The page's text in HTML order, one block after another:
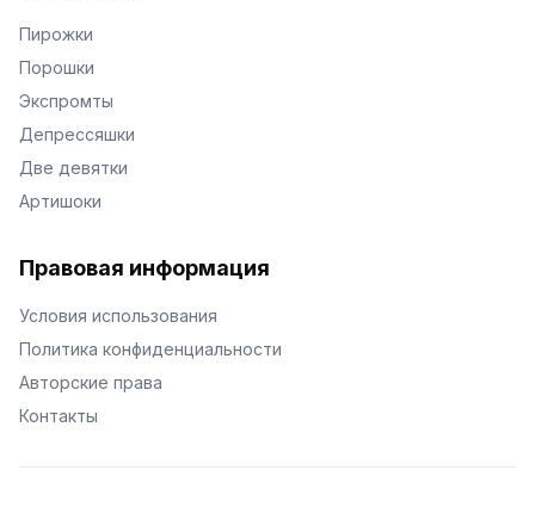
Пирожки
Порошки
Экспромты
Депрессяшки
Две девятки
Артишоки
Правовая информация
Условия использования
Политика конфиденциальности
Авторские права
Контакты